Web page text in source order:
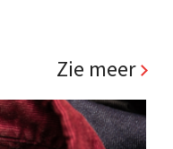
Zie meer